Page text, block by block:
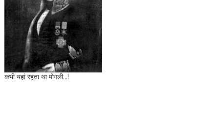
कभी यहां रहता था मोगली...!